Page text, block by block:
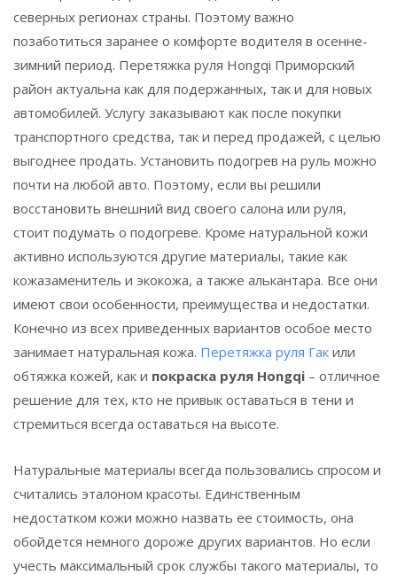
северных регионах страны. Поэтому важно
позаботиться заранее о комфорте водителя в осенне-
зимний период. Перетяжка руля Hongqi Приморский
район актуальна как для подержанных, так и для новых
автомобилей. Услугу заказывают как после покупки
транспортного средства, так и перед продажей, с целью
выгоднее продать. Установить подогрев на руль можно
почти на любой авто. Поэтому, если вы решили
восстановить внешний вид своего салона или руля,
стоит подумать о подогреве. Кроме натуральной кожи
активно используются другие материалы, такие как
кожазаменитель и экокожа, а также алькантара. Все они
имеют свои особенности, преимущества и недостатки.
Конечно из всех приведенных вариантов особое место
занимает натуральная кожа. Перетяжка руля Гак или
обтяжка кожей, как и покраска руля Hongqi – отличное
решение для тех, кто не привык оставаться в тени и
стремиться всегда оставаться на высоте.
Натуральные материалы всегда пользовались спросом и
считались эталоном красоты. Единственным
недостатком кожи можно назвать ее стоимость, она
обойдется немного дороже других вариантов. Но если
учесть максимальный срок службы такого материалы, то